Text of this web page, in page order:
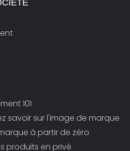
101
savoir sur l'image de marque
à partir de zéro
produits en privé